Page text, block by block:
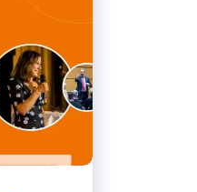
stem